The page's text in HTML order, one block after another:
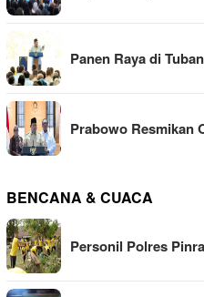
Panen Raya di
Prabowo Resmikan
BENCANA & CUACA
Personil Polres